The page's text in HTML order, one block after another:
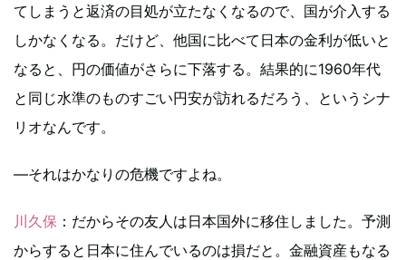
てしまうと返済の目処が立たなくなるので、国が介入する
しかなくなる。だけど、他国に比べて日本の金利が低いと
なると、円の価値がさらに下落する。結果的に1960年代
と同じ水準のものすごい円安が訪れるだろう、というシナ
リオなんです。
―それはかなりの危機ですよね。
川久保 ：だからその友人は日本国外に移住しました。予測
からすると日本に住んでいるのは損だと。金融資産もなる